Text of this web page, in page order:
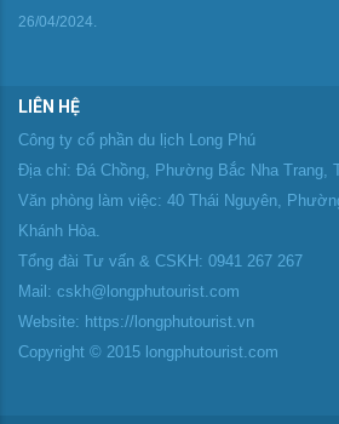
26/04/2024.
LIÊN HỆ
Công ty cổ phần du lịch Long Phú
Địa chỉ: Đá Chồng, Phường Bắc Nha Trang,
Văn phòng làm việc: 40 Thái Nguyên,
Khánh Hòa.
Tổng đài Tư vấn & CSKH: 0941 267 267
Mail: cskh@longphutourist.com
Website: https://longphutourist.vn
Copyright © 2015 longphutourist.com